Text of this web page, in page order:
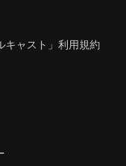
キャスト」利用規約